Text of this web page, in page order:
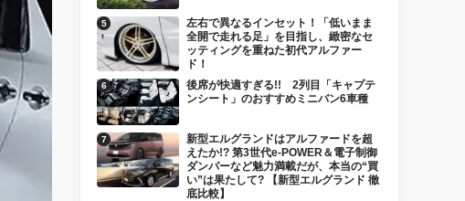
左右で異なるインセット！「低いまま
全開で走れる足」を目指し、緻密なセ
ッティングを重ねた初代アルファー
ド！
後席が快適すぎる!! 2列目「キャプテ
ンシート」のおすすめミニバン6車種
新型エルグランドはアルファードを超
えたか!? 第3世代e-POWER＆電子制御
ダンパーなど魅力満載だが、本当の“買
い”は果たして? 【新型エルグランド 徹
底比較】